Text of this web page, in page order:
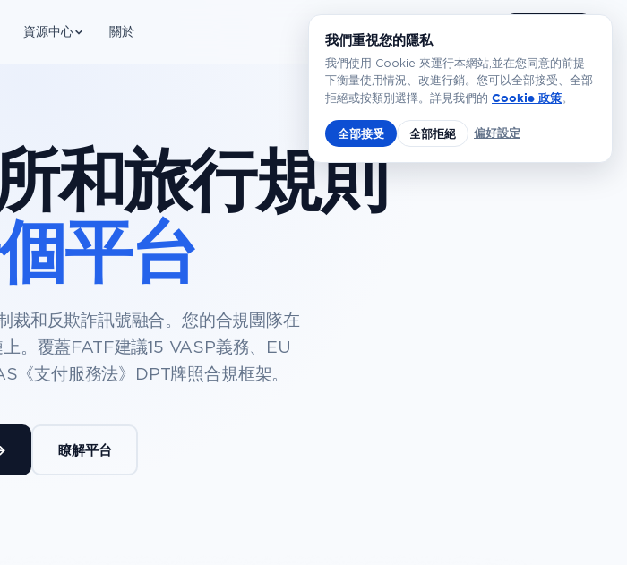
資源中心 關於
和旅行規則
平台
裁和反欺詐訊號融合。您的合規團隊在
。覆蓋FATF建議15 VASP義務、EU
《支付服務法》DPT牌照合規框架。
瞭解平台
我們重視您的隱私
我們使用 Cookie 來運行本網站,並在您同意的前提
下衡量使用情況、改進行銷。您可以全部接受、全部
拒絕或按類別選擇。詳見我們的 Cookie 政策。
全部接受 全部拒絕 偏好設定